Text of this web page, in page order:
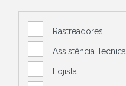
Rastreadores
Assistência Técnica
Lojista